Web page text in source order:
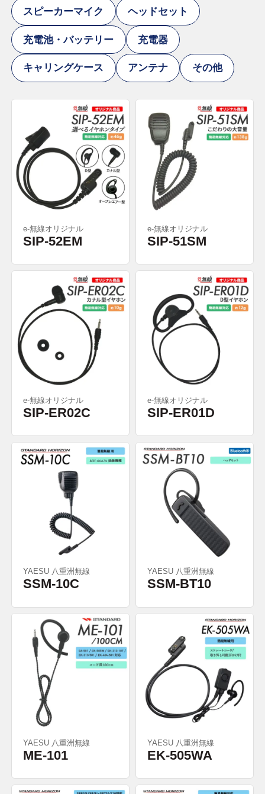
スピーカーマイク ヘッドセット
充電池・バッテリー 充電器
キャリングケース アンテナ その他
e-無線オリジナル
SIP-52EM
e-無線オリジナル
SIP-51SM
e-無線オリジナル
SIP-ER02C
e-無線オリジナル
SIP-ER01D
YAESU 八重洲無線
SSM-10C
YAESU 八重洲無線
SSM-BT10
YAESU 八重洲無線
ME-101
YAESU 八重洲無線
EK-505WA